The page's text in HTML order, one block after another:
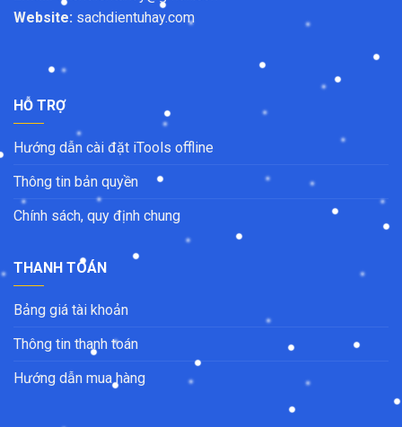
Website: sachdientuhay.com
HỖ TRỢ
Hướng dẫn cài đặt iTools offline
Thông tin bản quyền
Chính sách, quy định chung
THANH TOÁN
Bảng giá tài khoản
Thông tin thanh toán
Hướng dẫn mua hàng